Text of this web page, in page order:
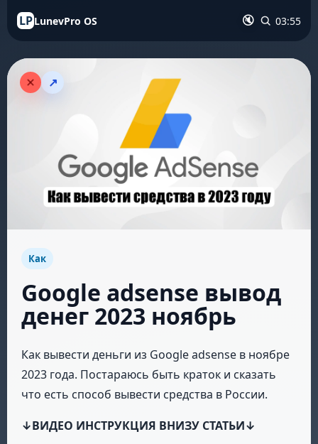
LPLunevPro OS 🔇 03:55
↗
Как
Google adsense вывод
денег 2023 ноябрь
Как вывести деньги из Google adsense в ноябре
2023 года. Постараюсь быть краток и сказать
что есть способ вывести средства в России.
↓ВИДЕО ИНСТРУКЦИЯ ВНИЗУ СТАТЬИ↓